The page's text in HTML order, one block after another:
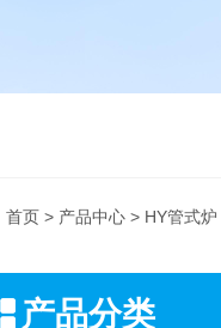
首页 > 产品中心 > HY管式炉
产品分类